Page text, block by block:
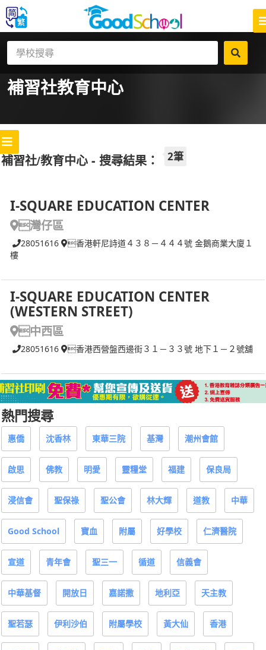
補習社教育中心
補習社/教育中心 - 搜尋結果： 2筆
I-SQUARE EDUCATION CENTER
灣仔區
28051616
香港軒尼詩道４３８－４４４號 金鵝商業大廈１
樓
I-SQUARE EDUCATION CENTER
(WESTERN STREET)
中西區
28051616 香港西營盤西邊街３１－３３號 地下１－２號舖
熱門搜尋
惠僑 沈香林 東華三院 基灣 潮州會館
啟思 佛教 明愛 靈糧堂 福建 保良局
浸信會 聖保祿 聖公會 林大輝 道教 中華
Good School 寶血 附屬 好學校 仁濟醫院
宣道 青年會 聖三一 循道 信義會
中華基督 開放日 嘉諾撒 地利亞 天主教
聖若瑟 伊利沙伯 附屬學校 黃大仙 香港